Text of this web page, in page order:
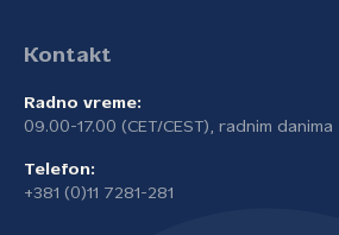
Kontakt
Radno vreme:
09.00-17.00 (CET/CEST), radnim danima
Telefon:
+381 (0)11 7281-281